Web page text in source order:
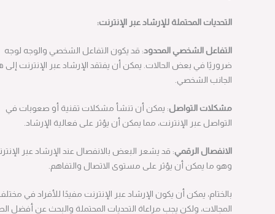
المحتملة للإرشاد عبر الإنترنت
الشخصي المحدود : قد يكون التفاعل الشخصي والوجه لوجه
ضروريًا في بعض الحالات. يمكن أن يفتقد الإرشاد عبر الإنترنت إلى هذا
الجانب الشخصي.
مشكلات التواصل : يمكن أن تنشأ مشكلات تقنية أو صعوبات في
التواصل عبر الإنترنت، مما يمكن أن يؤثر على فعالية الإرشاد.
الانفصال الرقمي : قد يشعر البعض بالانفصال عند الإرشاد عبر الإنترنت،
وهو ما يمكن أن يؤثر على مستوى الاتصال والتفاهم.
بالختام، يمكن أن يكون الإرشاد عبر الإنترنت مفيدًا للأفراد في مختلف
المجالات، ولكن يجب مراعاة التحديات المحتملة والبحث عن أفضل الطرق